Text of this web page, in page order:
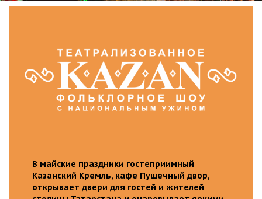
В майские праздники гостеприимный
Казанский Кремль, кафе Пушечный двор,
открывает двери для гостей и жителей